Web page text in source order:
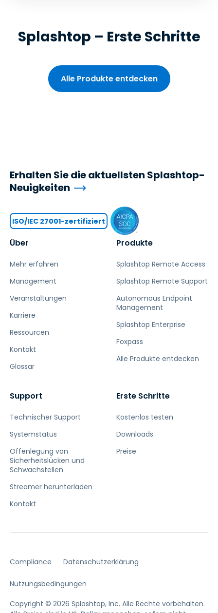
Splashtop – Erste Schritte
Alle Produkte entdecken
Über
Mehr erfahren
Management
Veranstaltungen
Karriere
Ressourcen
Kontakt
Glossar
Produkte
Splashtop Remote Access
Splashtop Remote Support
Autonomous Endpoint
Management
Splashtop Enterprise
Foxpass
Alle Produkte entdecken
Support
Technischer Support
Systemstatus
Offenlegung von
Sicherheitslücken und
Schwachstellen
Streamer herunterladen
Kontakt
Erste Schritte
Kostenlos testen
Downloads
Preise
Erhalten Sie die aktuellsten Splashtop-
Neuigkeiten
ISO/IEC 27001-zertifiziert
Compliance Datenschutzerklärung
Nutzungsbedingungen
Copyright © 2026 Splashtop, Inc. Alle Rechte vorbehalten.